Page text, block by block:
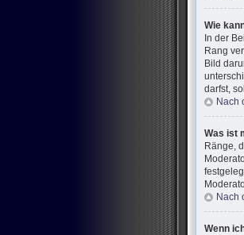
Wie
In der
Rang
Bild
darfst,
Nach
Was ist
Ränge,
Nach
Wenn